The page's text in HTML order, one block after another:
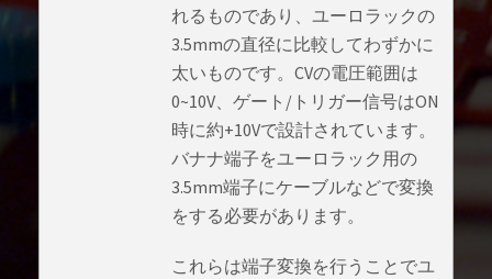
れるものであり、ユーロラックの
3.5mmの直径に比較してわずかに
太いものです。CVの電圧範囲は
0~10V、ゲート/トリガー信号はON
時に約+10Vで設計されています。
バナナ端子をユーロラック用の
3.5mm端子にケーブルなどで変換
をする必要があります。
これらは端子変換を行うことでユ